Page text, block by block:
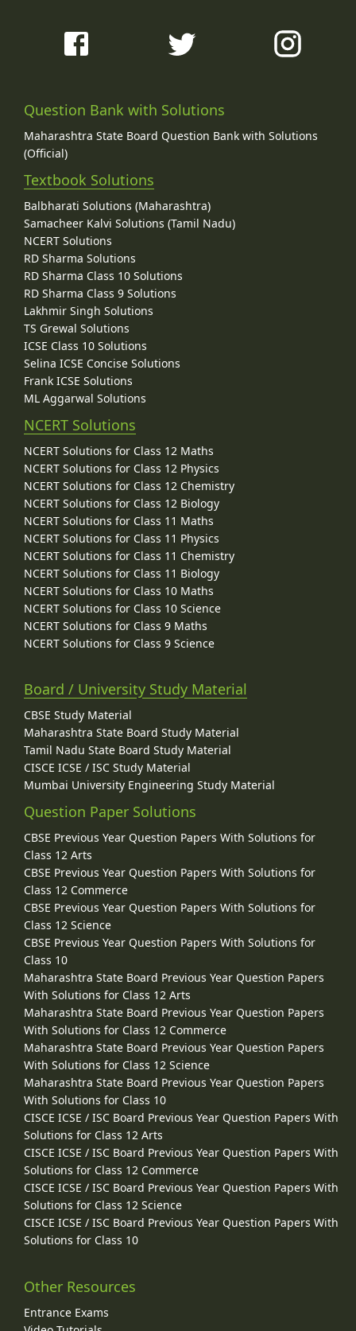
Question Bank with Solutions
Maharashtra State Board Question Bank with Solutions
(Official)
Textbook Solutions
Balbharati Solutions (Maharashtra)
Samacheer Kalvi Solutions (Tamil Nadu)
NCERT Solutions
RD Sharma Solutions
RD Sharma Class 10 Solutions
RD Sharma Class 9 Solutions
Lakhmir Singh Solutions
TS Grewal Solutions
ICSE Class 10 Solutions
Selina ICSE Concise Solutions
Frank ICSE Solutions
ML Aggarwal Solutions
NCERT Solutions
NCERT Solutions for Class 12 Maths
NCERT Solutions for Class 12 Physics
NCERT Solutions for Class 12 Chemistry
NCERT Solutions for Class 12 Biology
NCERT Solutions for Class 11 Maths
NCERT Solutions for Class 11 Physics
NCERT Solutions for Class 11 Chemistry
NCERT Solutions for Class 11 Biology
NCERT Solutions for Class 10 Maths
NCERT Solutions for Class 10 Science
NCERT Solutions for Class 9 Maths
NCERT Solutions for Class 9 Science
Board / University Study Material
CBSE Study Material
Maharashtra State Board Study Material
Tamil Nadu State Board Study Material
CISCE ICSE / ISC Study Material
Mumbai University Engineering Study Material
Question Paper Solutions
CBSE Previous Year Question Papers With Solutions for
Class 12 Arts
CBSE Previous Year Question Papers With Solutions for
Class 12 Commerce
CBSE Previous Year Question Papers With Solutions for
Class 12 Science
CBSE Previous Year Question Papers With Solutions for
Class 10
Maharashtra State Board Previous Year Question Papers
With Solutions for Class 12 Arts
Maharashtra State Board Previous Year Question Papers
With Solutions for Class 12 Commerce
Maharashtra State Board Previous Year Question Papers
With Solutions for Class 12 Science
Maharashtra State Board Previous Year Question Papers
With Solutions for Class 10
CISCE ICSE / ISC Board Previous Year Question Papers With
Solutions for Class 12 Arts
CISCE ICSE / ISC Board Previous Year Question Papers With
Solutions for Class 12 Commerce
CISCE ICSE / ISC Board Previous Year Question Papers With
Solutions for Class 12 Science
CISCE ICSE / ISC Board Previous Year Question Papers With
Solutions for Class 10
Other Resources
Entrance Exams